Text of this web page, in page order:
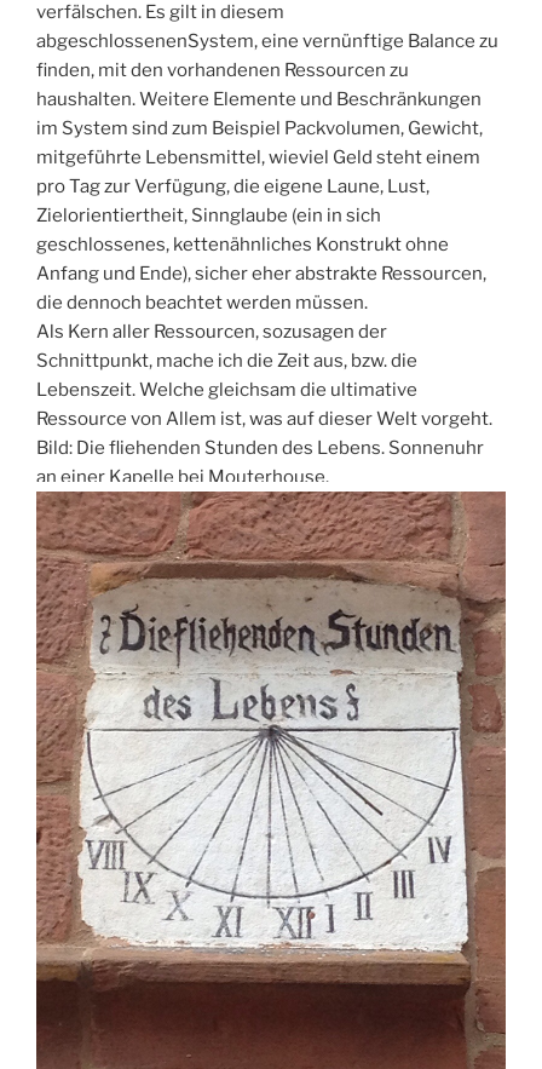
verfälschen. Es gilt in diesem
abgeschlossenenSystem, eine vernünftige Balance zu
finden, mit den vorhandenen Ressourcen zu
haushalten. Weitere Elemente und Beschränkungen
im System sind zum Beispiel Packvolumen, Gewicht,
mitgeführte Lebensmittel, wieviel Geld steht einem
pro Tag zur Verfügung, die eigene Laune, Lust,
Zielorientiertheit, Sinnglaube (ein in sich
geschlossenes, kettenähnliches Konstrukt ohne
Anfang und Ende), sicher eher abstrakte Ressourcen,
die dennoch beachtet werden müssen.
Als Kern aller Ressourcen, sozusagen der
Schnittpunkt, mache ich die Zeit aus, bzw. die
Lebenszeit. Welche gleichsam die ultimative
Ressource von Allem ist, was auf dieser Welt vorgeht.
Bild: Die fliehenden Stunden des Lebens. Sonnenuhr
an einer Kapelle bei Mouterhouse.